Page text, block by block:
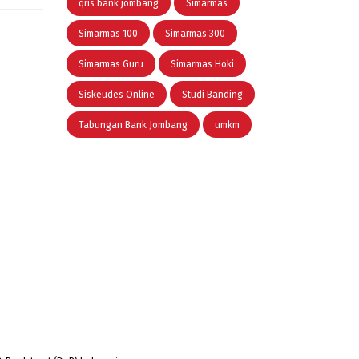
qris bank jombang Simarmas
Simarmas 100 Simarmas 300
Simarmas Guru Simarmas Hoki
Siskeudes Online Studi Banding
Tabungan Bank Jombang umkm